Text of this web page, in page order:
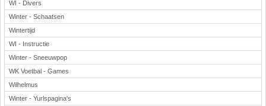
WI - Divers
Winter - Schaatsen
Wintertijd
WI - Instructie
Winter - Sneeuwpop
WK Voetbal - Games
Wilhelmus
Winter - Yurlspagina's